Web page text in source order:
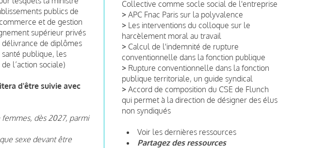
publics de
et de gestion
supérieur privés
délivrance de diplômes
publique, les
l’action sociale)
d'être suivie avec
dès 2027, parmi
sexe devant être
Collective comme socle social de l'entreprise
> APC Fnac Paris sur la polyvalence
> Les interventions du colloque sur le
harcèlement moral au travail
> Calcul de l'indemnité de rupture
conventionnelle dans la fonction publique
> Rupture conventionnelle dans la fonction
publique territoriale, un guide syndical
> Accord de composition du CSE de Flunch
qui permet à la direction de désigner des élus
non syndiqués
Voir les dernières ressources
Partagez des ressources